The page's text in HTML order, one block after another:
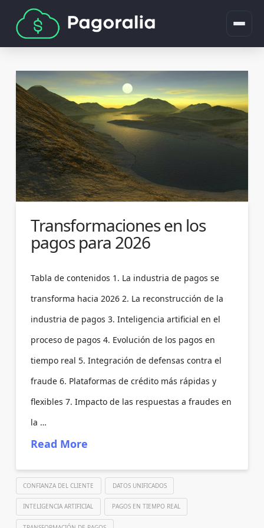
Transformaciones en los
pagos para 2026
Tabla de contenidos 1. La industria de pagos se
transforma hacia 2026 2. La reconstrucción de la
industria de pagos 3. Inteligencia artificial en el
proceso de pagos 4. Evolución de los pagos en
tiempo real 5. Integración de defensas contra el
fraude 6. Plataformas de crédito más rápidas y
flexibles 7. Impacto de las respuestas a fraudes en
la …
Read More
CONFIANZA DEL CLIENTE DATOS UNIFICADOS
INTELIGENCIA ARTIFICIAL PAGOS EN TIEMPO REAL